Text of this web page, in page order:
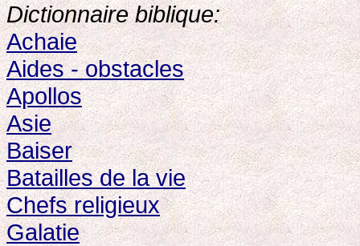
Dictionnaire biblique:
Achaie
Aides - obstacles
Apollos
Asie
Baiser
Batailles de la vie
Chefs religieux
Galatie